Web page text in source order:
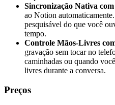
Sincronização Nativa
ao Notion
pesquisável do que você
tempo.
Controle Mãos-Livres
gravação sem tocar no
caminhadas ou quando
livres durante a conversa.
Preços